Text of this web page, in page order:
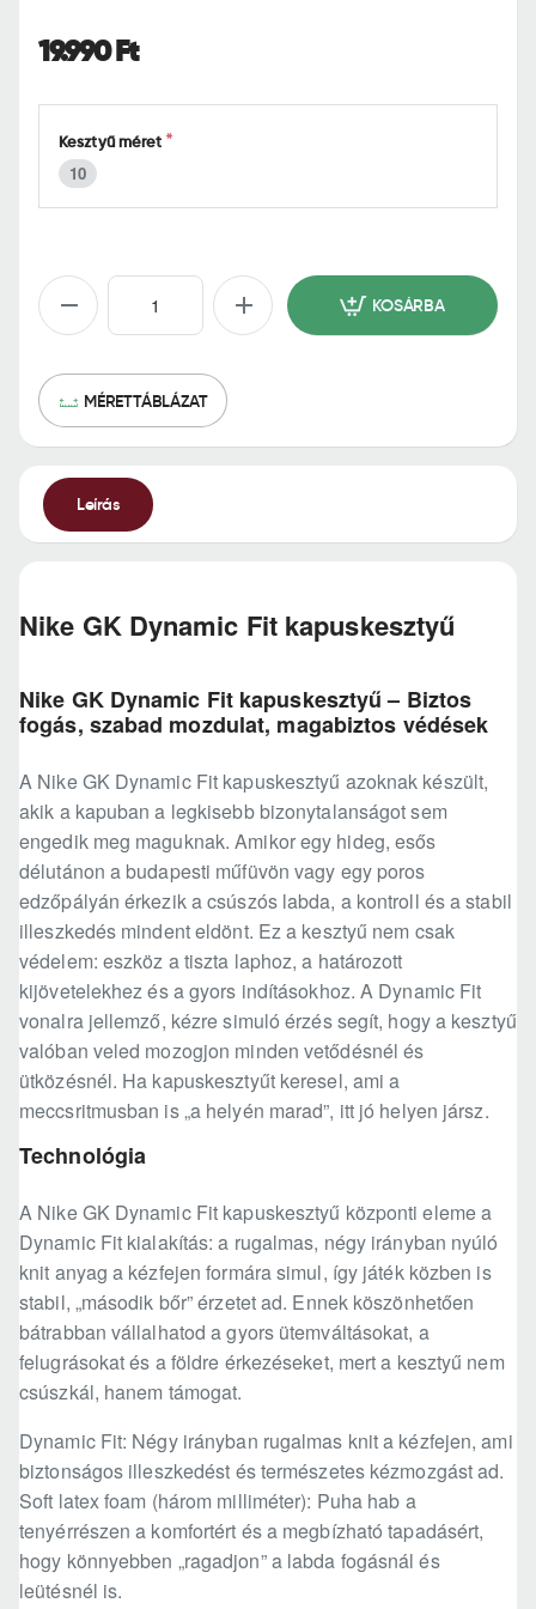
e
19.990 Ft
Kesztyű méret
10
KOSÁRBA
MÉRETTÁBLÁZAT
Leírás
Nike GK Dynamic Fit kapuskesztyű
Nike GK Dynamic Fit kapuskesztyű – Biztos
fogás, szabad mozdulat, magabiztos védések
A Nike GK Dynamic Fit kapuskesztyű azoknak készült,
akik a kapuban a legkisebb bizonytalanságot sem
engedik meg maguknak. Amikor egy hideg, esős
délutánon a budapesti műfüvön vagy egy poros
edzőpályán érkezik a csúszós labda, a kontroll és a stabil
illeszkedés mindent eldönt. Ez a kesztyű nem csak
védelem: eszköz a tiszta laphoz, a határozott
kijövetelekhez és a gyors indításokhoz. A Dynamic Fit
vonalra jellemző, kézre simuló érzés segít, hogy a kesztyű
valóban veled mozogjon minden vetődésnél és
ütközésnél. Ha kapuskesztyűt keresel, ami a
meccsritmusban is „a helyén marad”, itt jó helyen jársz.
Technológia
A Nike GK Dynamic Fit kapuskesztyű központi eleme a
Dynamic Fit kialakítás: a rugalmas, négy irányban nyúló
knit anyag a kézfejen formára simul, így játék közben is
stabil, „második bőr” érzetet ad. Ennek köszönhetően
bátrabban vállalhatod a gyors ütemváltásokat, a
felugrásokat és a földre érkezéseket, mert a kesztyű nem
csúszkál, hanem támogat.
Dynamic Fit: Négy irányban rugalmas knit a kézfejen, ami
biztonságos illeszkedést és természetes kézmozgást ad.
Soft latex foam (három milliméter): Puha hab a
tenyérrészen a komfortért és a megbízható tapadásért,
hogy könnyebben „ragadjon” a labda fogásnál és
leütésnél is.